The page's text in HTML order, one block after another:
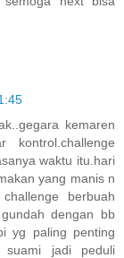
kemaren
kontrol.challenge
waktu itu.hari
yang manis n
berbuah
dengan bb
yg paling penting
suami jadi peduli